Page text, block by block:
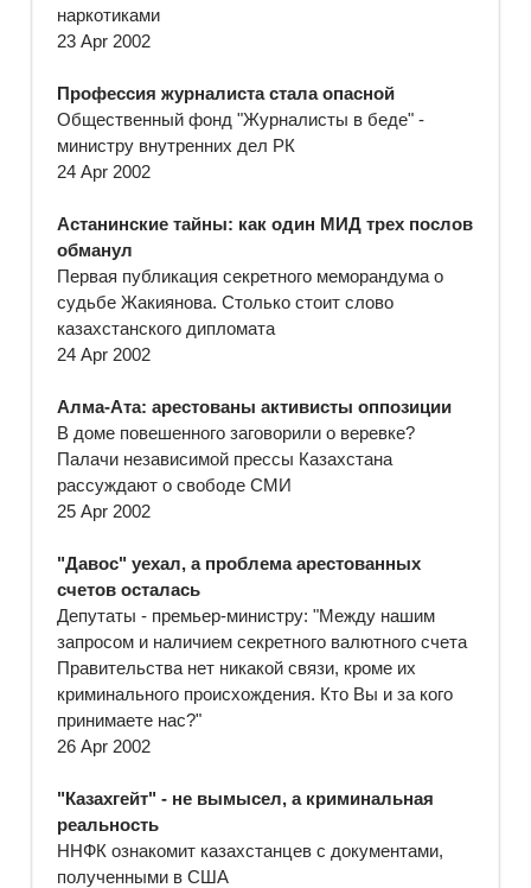
наркотиками
23 Apr 2002
Профессия журналиста стала опасной
Общественный фонд "Журналисты в беде" -
министру внутренних дел РК
24 Apr 2002
Астанинские тайны: как один МИД трех послов
обманул
Первая публикация секретного меморандума о
судьбе Жакиянова. Столько стоит слово
казахстанского дипломата
24 Apr 2002
Алма-Ата: арестованы активисты оппозиции
В доме повешенного заговорили о веревке?
Палачи независимой прессы Казахстана
рассуждают о свободе СМИ
25 Apr 2002
"Давос" уехал, а проблема арестованных
счетов осталась
Депутаты - премьер-министру: "Между нашим
запросом и наличием секретного валютного счета
Правительства нет никакой связи, кроме их
криминального происхождения. Кто Вы и за кого
принимаете нас?"
26 Apr 2002
"Казахгейт" - не вымысел, а криминальная
реальность
ННФК ознакомит казахстанцев с документами,
полученными в США